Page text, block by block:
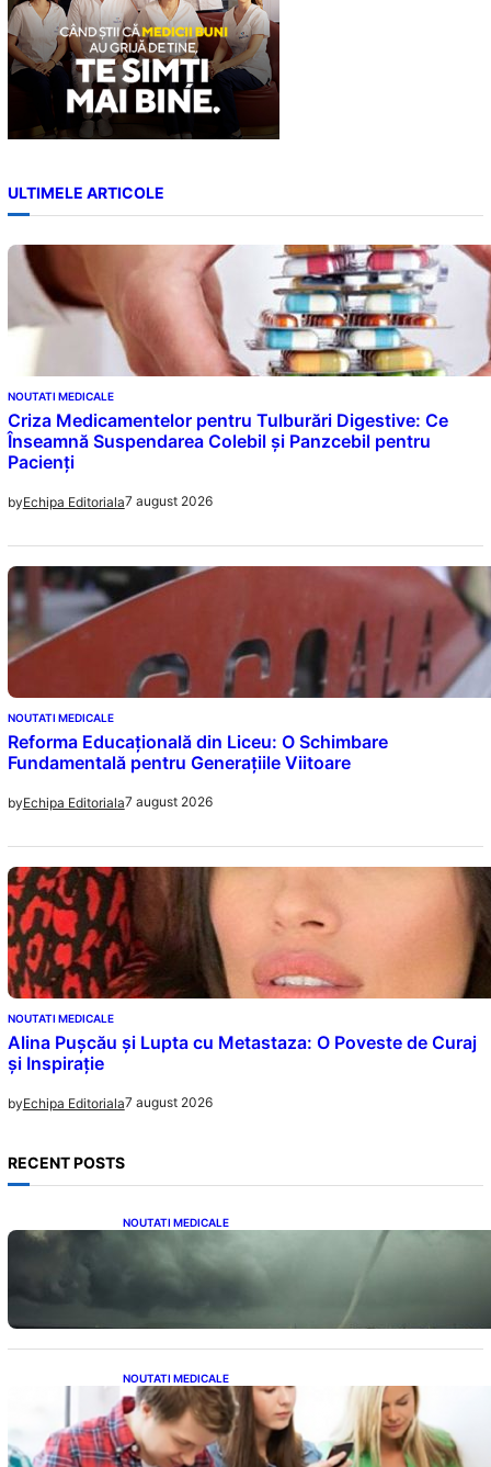
ULTIMELE ARTICOLE
NOUTATI MEDICALE
Criza Medicamentelor pentru Tulburări Digestive: Ce
Înseamnă Suspendarea Colebil și Panzcebil pentru
Pacienți
byEchipa Editoriala7 august 2026
NOUTATI MEDICALE
Reforma Educațională din Liceu: O Schimbare
Fundamentală pentru Generațiile Viitoare
byEchipa Editoriala7 august 2026
NOUTATI MEDICALE
Alina Pușcău și Lupta cu Metastaza: O Poveste de Curaj
și Inspirație
byEchipa Editoriala7 august 2026
RECENT POSTS
NOUTATI MEDICALE
România în fața unei veri extreme: Canicula
și efectele sale devastatoare în august
NOUTATI MEDICALE
Impactul ascuns al smartphone-urilor asupra
sănătății: Cum scrollingul zilnic ne afectează
corpul